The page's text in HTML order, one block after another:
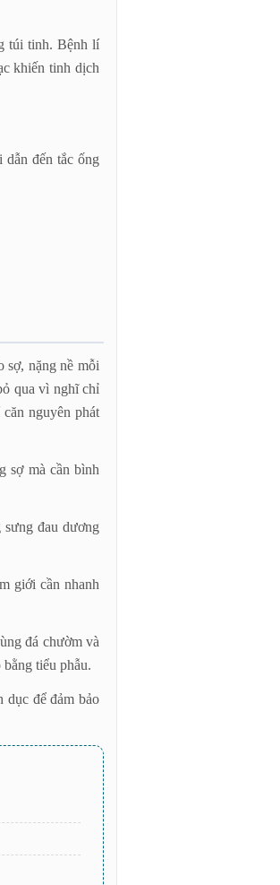
túi tinh. Bệnh lí
khiến tinh dịch
đến tắc ống
sợ, nặng nề mỗi
qua vì nghĩ chỉ
nguyên phát
sợ mà cần bình
sưng đau dương
giới cần nhanh
đá chườm và
tiểu phẫu.
dục để đảm bảo